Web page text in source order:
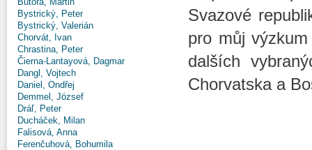
Bystrický, Peter
Bystrický, Valerián
Chorvát, Ivan
Chrastina, Peter
Čierna-Lantayová, Dagmar
Dangl, Vojtech
Daniel, Ondřej
Demmel, József
Dráľ, Peter
Ducháček, Milan
Falisová, Anna
Ferenčuhová, Bohumila
Svazové
pro můj
dalších
Chorvatska a